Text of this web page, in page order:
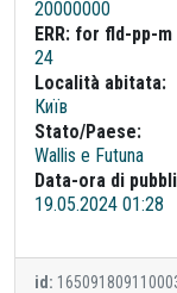
20000000
ERR: for fld-pp-
24
Località abitata:
Київ
Stato/Paese:
Wallis e Futuna
Data-ora di
19.05.2024 01:28
id: